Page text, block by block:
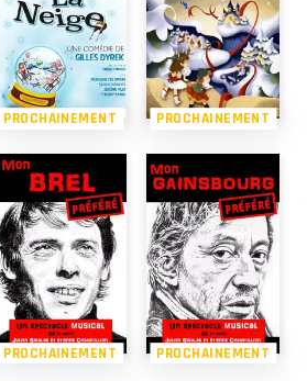
PROCHAINEMENT PROCHAINEMENT
PROCHAINEMENT PROCHAINEMENT